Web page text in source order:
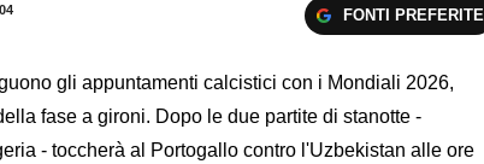
FONTI PREFERITE
gli appuntamenti calcistici con i Mondiali 2026,
fase a gironi. Dopo le due partite di stanotte -
- toccherà al Portogallo contro l'Uzbekistan alle ore